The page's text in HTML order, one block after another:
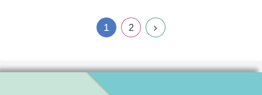
1 2